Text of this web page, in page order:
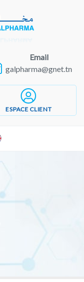
Email
galpharma@gnet.tn
ESPACE CLIENT